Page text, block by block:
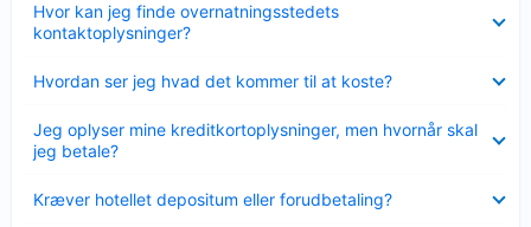
Hvor kan jeg finde overnatningsstedets
kontaktoplysninger?
Hvordan ser jeg hvad det kommer til at koste?
Jeg oplyser mine kreditkortoplysninger, men hvornår skal
jeg betale?
Kræver hotellet depositum eller forudbetaling?